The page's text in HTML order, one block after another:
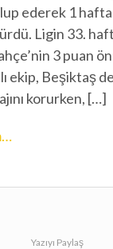
ederek 1 hafta
Ligin 33.
3 puan
ekip, Beşiktaş
korurken, […]
Yazıyı Paylaş